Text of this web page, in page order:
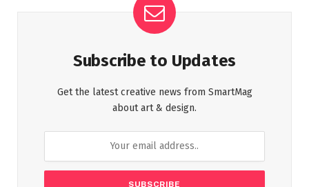
Subscribe to Updates
Get the latest creative news from SmartMag
about art & design.